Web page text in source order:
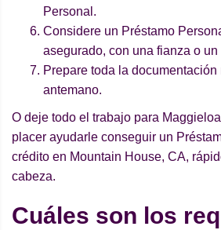
Personal.
Considere un Préstamo
asegurado, con una fianza o un
Prepare toda la
antemano.
O deje todo el trabajo para
placer ayudarle conseguir un
crédito en Mountain House, CA,
cabeza.
Cuáles son los